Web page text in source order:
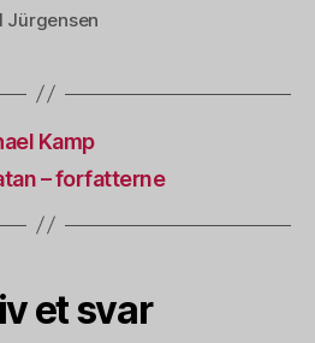
Jürgensen
Kamp
– forfatterne
et svar